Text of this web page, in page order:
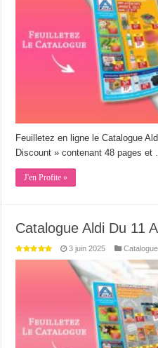
Feuilletez en ligne le Catalogue
Discount » contenant 48 pages et
J'en Profite »
Catalogue Aldi Du 11
3 juin 2025